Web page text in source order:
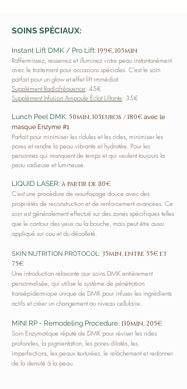
SOINS SPÉCIAUX:
Instant Lift DMK / Pro Lift: 199€, 105min
Raffermissez, resserrez et illuminez votre peau instantanément
avec le traitement pour occasions spéciales. C'est le soin
parfait pour un glow et effet lift immédiat
Supplément Radiofréquence: 45€
Supplément Infusion Ampoule Éclat Liftante: 35€
Lunch Peel DMK: 50min, 105euros / 180€ avec le
masque Enzyme #1
Parfait pour minimiser les ridules et les rides, minimiser les
pores et rendre la peau vibrante et hydratée. Pour les
personnes qui manquent de temps et qui veulent toujours la
peau radieuse et lumineuse.
LIQUID LASER: à partir de 110€
C'est une procédure de resurfaçage douce avec des
propriétés de reconstruction et de renforcement avancées. Ce
soin est généralement effectué sur des zones spécifiques telles
que le contour des yeux ou la bouche, mais peut être aussi
appliqué sur cou et du décolleté.
SKIN NUTRITION PROTOCOL: 35min, entre 55€ et
75€
Une introduction relaxante aux soins DMK entièrement
personnalisée, qui utilise le système de pénétration
transépidermique unique de DMK pour infuser les ingrédients
actifs et créer un changement au niveau cellulaire.
MINI RP - Remodeling Procedure: 130min, 205€
Soin Enzymatique réputé de DMK pour réviser les rides
profondes, la pigmentation, les pores dilatés, les
imperfections, les peaux texturées, le relâchement et redonner
de la densité à la peau.